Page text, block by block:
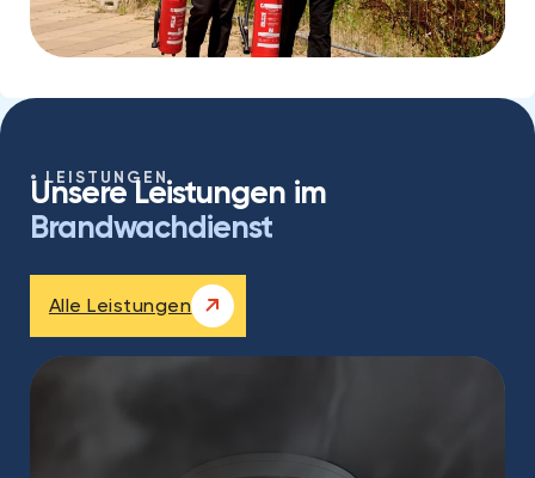
LEISTUNGEN
Unsere Leistungen im
Brandwachdienst
Alle Leistungen